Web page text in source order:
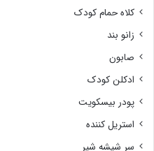
کلاه حمام کودک
زانو بند
صابون
ادکلن کودک
پودر بیسکویت
استریل کننده
سر شیشه شیر